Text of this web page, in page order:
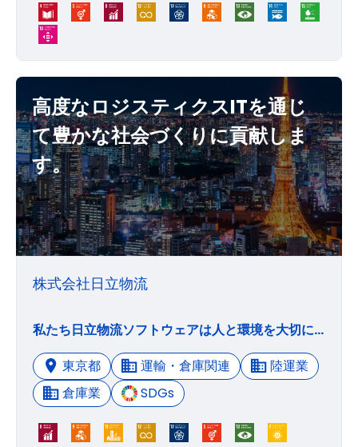
高度なロジスティクスITを通じ
て豊かな社会づくりに貢献しま
す。
株式会社日立物流
私たち日立物流ソフトウェアは人と環境を大切にし、高度なロジスティクスITを通じて豊かな社会づくりに貢献します。・高い現場力と情報技術力をさらに世界に通用する強みに昇華させるべく努力を重ね、お客さまに満足いただけるサービスを心をこめて提供します。 ・めまぐるしく変化する市場に対し柔軟で果敢に経営を貫き、関係する方々の期待と信頼にお応えすべく総力を結集します。 ・公正でオープンな社風で社員を育み、人や環境にいたわりの心を持ち、社会の倫理やルールを守って事業を展開します。
東京都
運輸・倉庫関連
陸運業
倉庫業
SDGs